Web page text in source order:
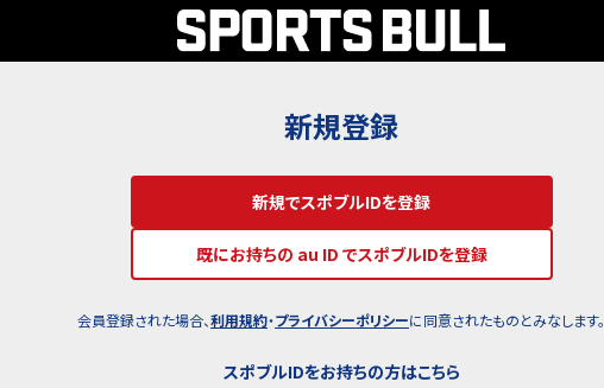
新規登録
新規でスポブルIDを登録
既にお持ちの au ID でスポブルIDを登録
会員登録された場合、利用規約・プライバシーポリシーに同意されたものとみなします。
スポブルIDをお持ちの方はこちら